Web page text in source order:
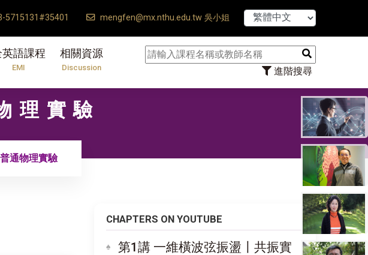
5715131#35401 mengfen@mx.nthu.edu.tw 吳小姐
英語課程
EMI
相關資源
Discussion 進階搜尋
【7/31】114
實驗
普通物理實驗
CHAPTERS ON YOUTUBE
第1講 一維橫波弦振盪〡共振實